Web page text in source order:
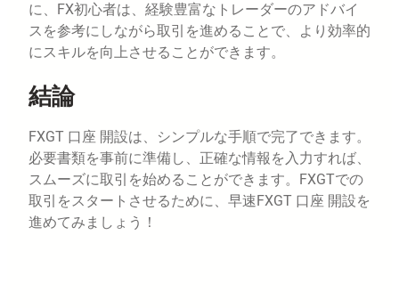
に、FX初心者は、経験豊富なトレーダーのアドバイ
スを参考にしながら取引を進めることで、より効率的
にスキルを向上させることができます。
結論
FXGT 口座 開設は、シンプルな手順で完了できます。
必要書類を事前に準備し、正確な情報を入力すれば、
スムーズに取引を始めることができます。FXGTでの
取引をスタートさせるために、早速FXGT 口座 開設を
進めてみましょう！